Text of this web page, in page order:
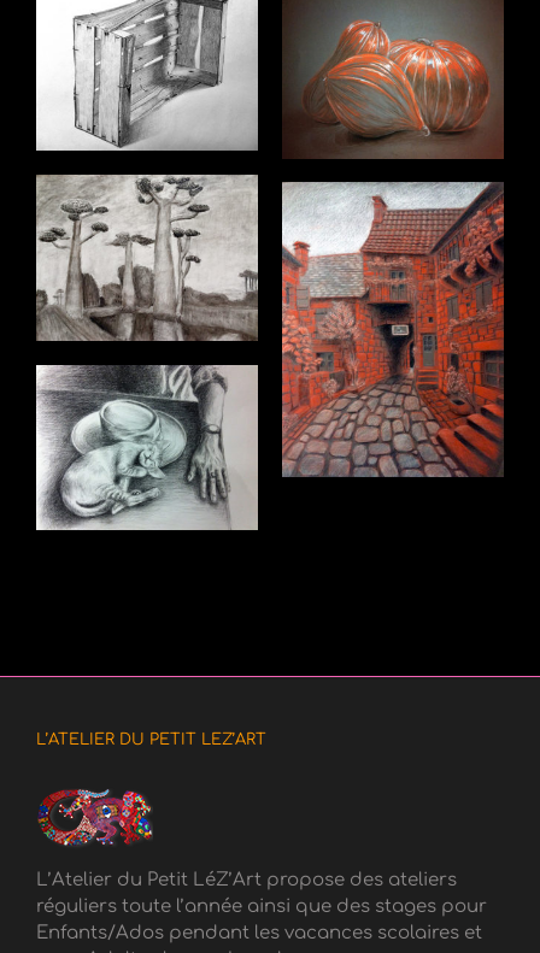
L’ATELIER DU PETIT LEZ’ART
L’Atelier du Petit LéZ’Art propose des ateliers
réguliers toute l’année ainsi que des stages pour
Enfants/Ados pendant les vacances scolaires et